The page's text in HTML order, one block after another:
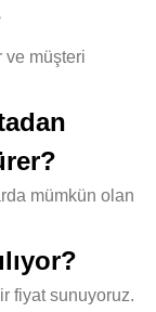
ve müşteri
mümkün olan
fiyat sunuyoruz.